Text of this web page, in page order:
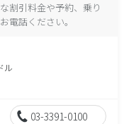
割引料金や予約、乗り
電話ください。
ル
03-3391-0100